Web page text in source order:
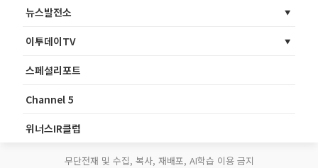
뉴스발전소
이투데이TV
스페셜리포트
Channel 5
위너스IR클럽
무단전재 및 수집, 복사, 재배포, AI학습 이용 금지